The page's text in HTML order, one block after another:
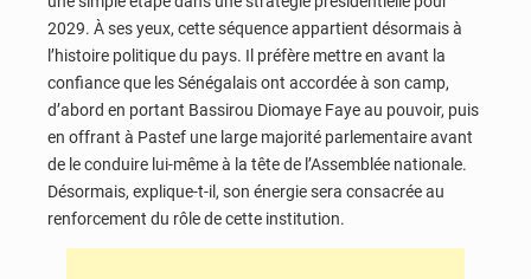
2029. À ses yeux, cette séquence appartient désormais à
l’histoire politique du pays. Il préfère mettre en avant la
confiance que les Sénégalais ont accordée à son camp,
d’abord en portant Bassirou Diomaye Faye au pouvoir, puis
en offrant à Pastef une large majorité parlementaire avant
de le conduire lui-même à la tête de l’Assemblée nationale.
Désormais, explique-t-il, son énergie sera consacrée au
renforcement du rôle de cette institution.